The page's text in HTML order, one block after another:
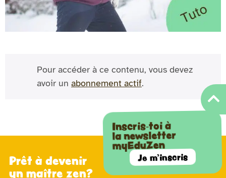
Pour accéder à ce contenu, vous devez
avoir un abonnement actif.
Prêt à devenir
un maître zen?
Inscris-toi à
la newsletter
myEduZen
Je m'inscris